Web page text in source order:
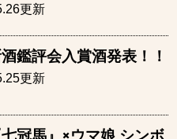
更新
鑑評会入賞酒発表！！
更新